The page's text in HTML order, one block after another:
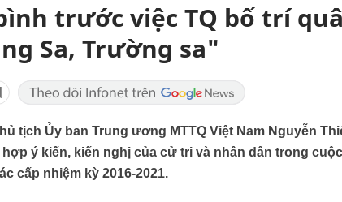
trước việc TQ bố trí
Sa, Trường sa"
tịch Ủy ban Trung ương MTTQ Việt Nam Nguyễn
ý kiến, kiến nghị của cử tri và nhân dân trong
cấp nhiệm kỳ 2016-2021.